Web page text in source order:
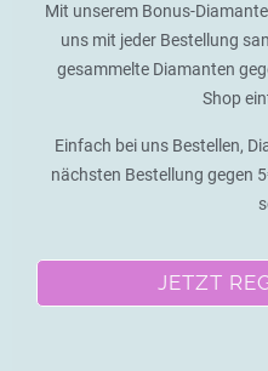
Mit unserem Bonus-
uns mit jeder Bestellung
gesammelte Diamanten
Shop
Einfach bei uns Bestellen,
nächsten Bestellung gegen
JETZT